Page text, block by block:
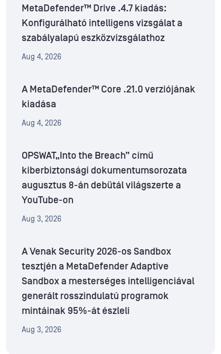
MetaDefender™ Drive .4.7 kiadás:
Konfigurálható intelligens vizsgálat a
szabályalapú eszközvizsgálathoz
Aug 4, 2026
A MetaDefender™ Core .21.0 verziójának
kiadása
Aug 4, 2026
OPSWAT„Into the Breach” című
kiberbiztonsági dokumentumsorozata
augusztus 8-án debütál világszerte a
YouTube-on
Aug 3, 2026
A Venak Security 2026-os Sandbox
tesztjén a MetaDefender Adaptive
Sandbox a mesterséges intelligenciával
generált rosszindulatú programok
mintáinak 95%-át észleli
Aug 3, 2026